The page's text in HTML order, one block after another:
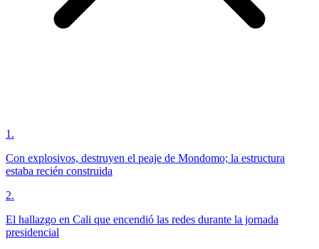
1 .
Con explosivos, destruyen el peaje de Mondomo; la estructura
estaba recién construida
2.
El hallazgo en Cali que encendió las redes durante la jornada
presidencial